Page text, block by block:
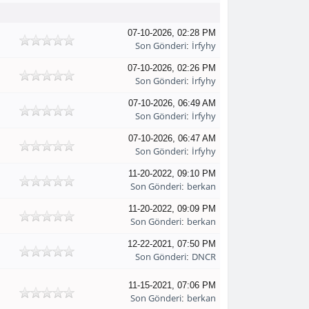
07-10-2026, 02:28 PM
Son Gönderi: İrfyhy
07-10-2026, 02:26 PM
Son Gönderi: İrfyhy
07-10-2026, 06:49 AM
Son Gönderi: İrfyhy
07-10-2026, 06:47 AM
Son Gönderi: İrfyhy
11-20-2022, 09:10 PM
Son Gönderi: berkan
11-20-2022, 09:09 PM
Son Gönderi: berkan
12-22-2021, 07:50 PM
Son Gönderi: DNCR
11-15-2021, 07:06 PM
Son Gönderi: berkan